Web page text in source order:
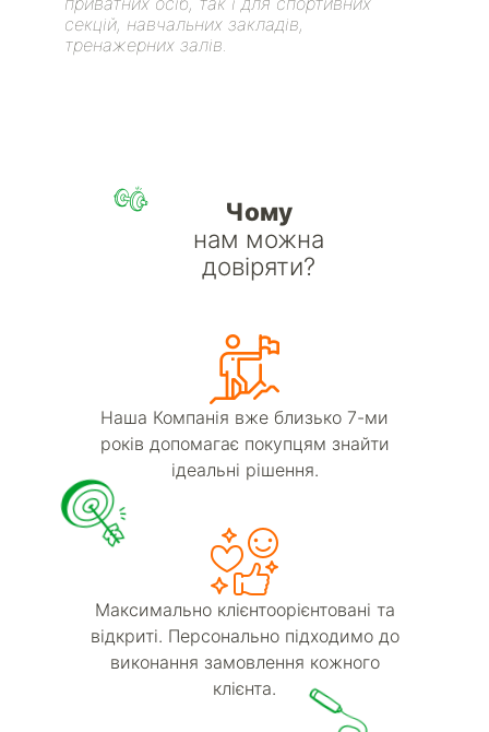
секцій, навчальних закладів,
тренажерних залів.
Чому
нам можна
довіряти?
Наша Компанія вже близько 7-ми
років допомагає покупцям знайти
ідеальні рішення.
Максимально клієнтоорієнтовані та
відкриті. Персонально підходимо до
виконання замовлення кожного
клієнта.